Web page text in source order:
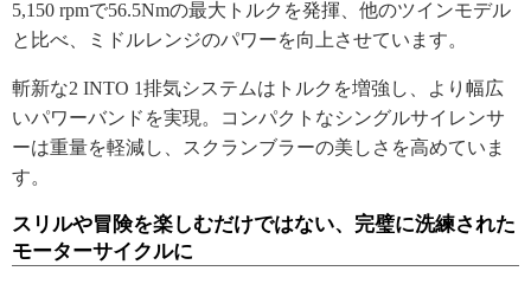
5,150 rpmで56.5Nmの最大トルクを発揮、他のツインモデル
と比べ、ミドルレンジのパワーを向上させています。
斬新な2 INTO 1排気システムはトルクを増強し、より幅広
いパワーバンドを実現。コンパクトなシングルサイレンサ
ーは重量を軽減し、スクランブラーの美しさを高めていま
す。
スリルや冒険を楽しむだけではない、完璧に洗練された
モーターサイクルに